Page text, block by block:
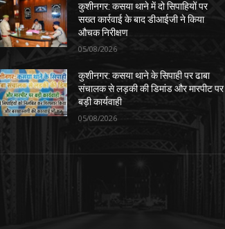
कुशीनगर: कसया थाने में दो सिपाहियों पर
सख्त कार्रवाई के बाद डीआईजी ने किया
औचक निरीक्षण
05/08/2026
कुशीनगर: कसया थाने के सिपाही पर ढाबा
संचालक से लड़की की डिमांड और मारपीट पर
बड़ी कार्यवाही
05/08/2026